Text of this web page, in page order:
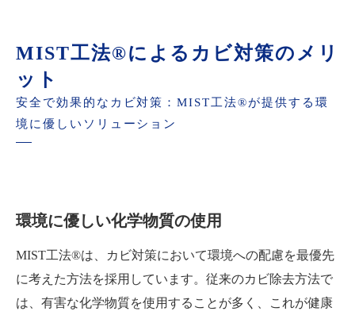
MIST工法®によるカビ対策のメリ
ット
安全で効果的なカビ対策：MIST工法®が提供する環
境に優しいソリューション
環境に優しい化学物質の使用
MIST工法®は、カビ対策において環境への配慮を最優先
に考えた方法を採用しています。従来のカビ除去方法で
は、有害な化学物質を使用することが多く、これが健康